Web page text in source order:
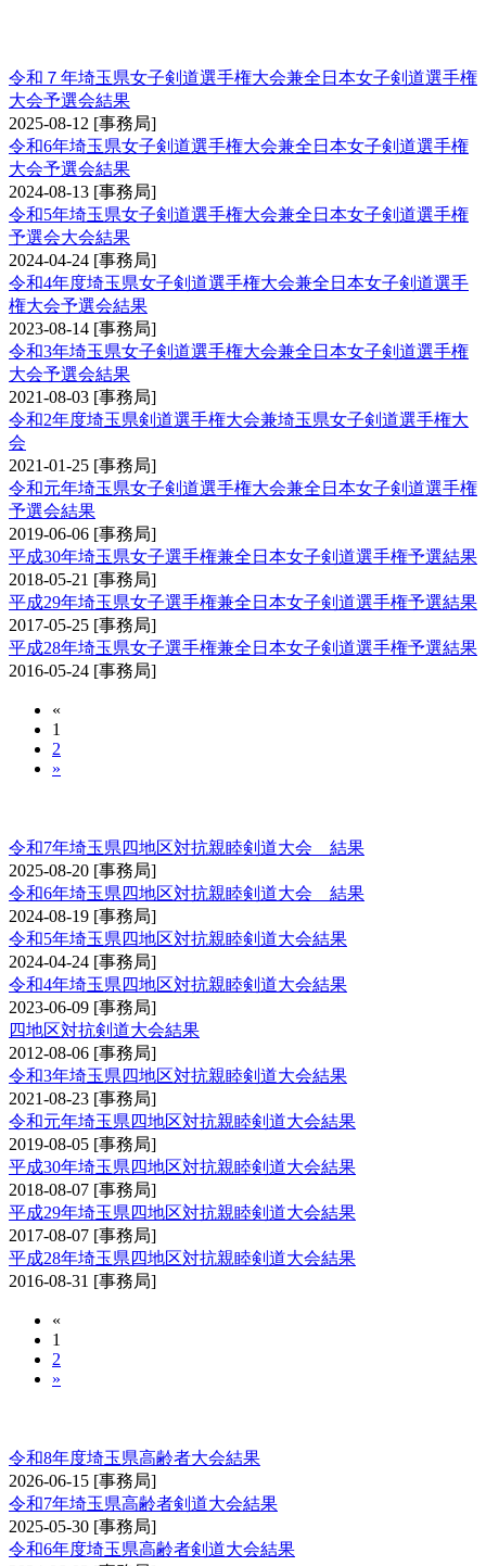
令和７年埼玉県女子剣道選手権大会兼全日本女子剣道選手権
大会予選会結果
2025-08-12 [事務局]
令和6年埼玉県女子剣道選手権大会兼全日本女子剣道選手権
大会予選会結果
2024-08-13 [事務局]
令和5年埼玉県女子剣道選手権大会兼全日本女子剣道選手権
予選会大会結果
2024-04-24 [事務局]
令和4年度埼玉県女子剣道選手権大会兼全日本女子剣道選手
権大会予選会結果
2023-08-14 [事務局]
令和3年埼玉県女子剣道選手権大会兼全日本女子剣道選手権
大会予選会結果
2021-08-03 [事務局]
令和2年度埼玉県剣道選手権大会兼埼玉県女子剣道選手権大
会
2021-01-25 [事務局]
令和元年埼玉県女子剣道選手権大会兼全日本女子剣道選手権
予選会結果
2019-06-06 [事務局]
平成30年埼玉県女子選手権兼全日本女子剣道選手権予選結果
2018-05-21 [事務局]
平成29年埼玉県女子選手権兼全日本女子剣道選手権予選結果
2017-05-25 [事務局]
平成28年埼玉県女子選手権兼全日本女子剣道選手権予選結果
2016-05-24 [事務局]
«
1
2
»
令和7年埼玉県四地区対抗親睦剣道大会 結果
2025-08-20 [事務局]
令和6年埼玉県四地区対抗親睦剣道大会 結果
2024-08-19 [事務局]
令和5年埼玉県四地区対抗親睦剣道大会結果
2024-04-24 [事務局]
令和4年埼玉県四地区対抗親睦剣道大会結果
2023-06-09 [事務局]
四地区対抗剣道大会結果
2012-08-06 [事務局]
令和3年埼玉県四地区対抗親睦剣道大会結果
2021-08-23 [事務局]
令和元年埼玉県四地区対抗親睦剣道大会結果
2019-08-05 [事務局]
平成30年埼玉県四地区対抗親睦剣道大会結果
2018-08-07 [事務局]
平成29年埼玉県四地区対抗親睦剣道大会結果
2017-08-07 [事務局]
平成28年埼玉県四地区対抗親睦剣道大会結果
2016-08-31 [事務局]
«
1
2
»
令和8年度埼玉県高齢者大会結果
2026-06-15 [事務局]
令和7年埼玉県高齢者剣道大会結果
2025-05-30 [事務局]
令和6年度埼玉県高齢者剣道大会結果